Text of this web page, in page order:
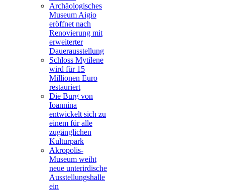
Archäologisches
Museum Aigio
eröffnet nach
Renovierung mit
erweiterter
Dauerausstellung
Schloss Mytilene
wird für 15
Millionen Euro
restauriert
Die Burg von
Ioannina
entwickelt sich zu
einem für alle
zugänglichen
Kulturpark
Akropolis-
Museum weiht
neue unterirdische
Ausstellungshalle
ein